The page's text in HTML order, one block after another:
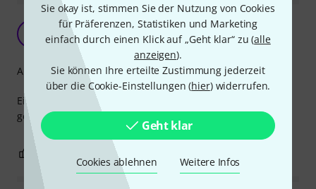
Sie okay ist, stimmen Sie der Nutzung von Cookies
für Präferenzen, Statistiken und Marketing
einfach durch einen Klick auf „Geht klar“ zu (alle
anzeigen).
Sie können Ihre erteilte Zustimmung jederzeit
über die Cookie-Einstellungen (hier) widerrufen.
Geht klar
Cookies ablehnen Weitere Infos
Nur für Fortgeschrittene
Klaus3631 19.11.2013
Ein klarer Fall von Größenwahn hat mich zum Kauf
gedrängt. In 10 Jahren bin ich dann soweit...
Arrangement